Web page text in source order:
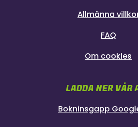
Allmänna
FAQ
Om cookies
LADDA NER VÅR
Bokninsgapp